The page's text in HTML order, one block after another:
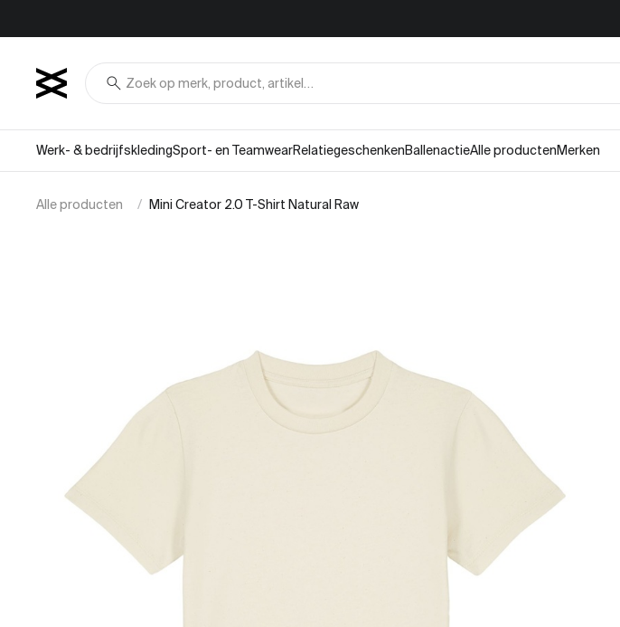
search
Werk- & bedrijfskledingSport- en TeamwearRelatiegeschenkenBallenactieAlle productenMerken
Alle producten Mini Creator 2.0 T-Shirt Natural Raw